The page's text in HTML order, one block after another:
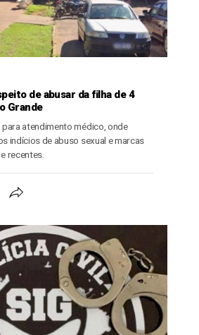
de abusar da filha de 4
Grande
atendimento médico, onde
indícios de abuso sexual e marcas
recentes.